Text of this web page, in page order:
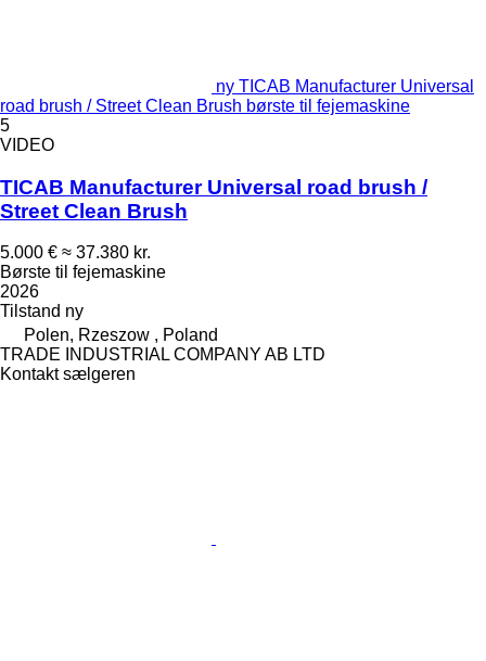
ny TICAB Manufacturer Universal
road brush / Street Clean Brush børste til fejemaskine
5
VIDEO
TICAB Manufacturer Universal road brush /
Street Clean Brush
5.000 € ≈ 37.380 kr.
Børste til fejemaskine
2026
Tilstand ny
Polen, Rzeszow , Poland
TRADE INDUSTRIAL COMPANY AB LTD
Kontakt sælgeren